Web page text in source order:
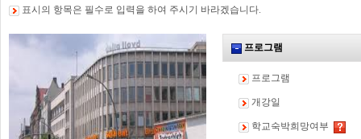
표시의 항목은 필수로 입력을 하여 주시기 바라겠습니다.
프로그램
프로그램
개강일
학교숙박희망여부